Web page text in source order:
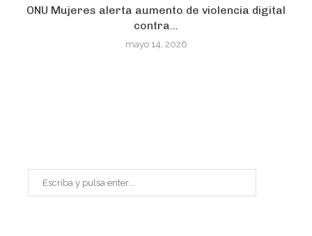
ONU Mujeres alerta aumento de violencia digital
contra...
mayo 14, 2026